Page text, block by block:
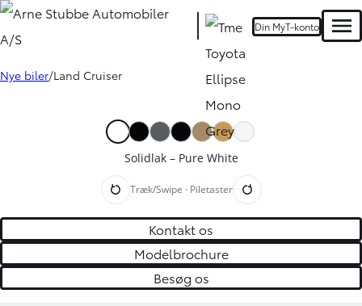
Din MyT-konto
Nye biler Land Cruiser
Oops... Failed to load content...
Solidlak – Pure White
Træk/Swipe · Piletaster
Kontakt os
Modelbrochure
Besøg os